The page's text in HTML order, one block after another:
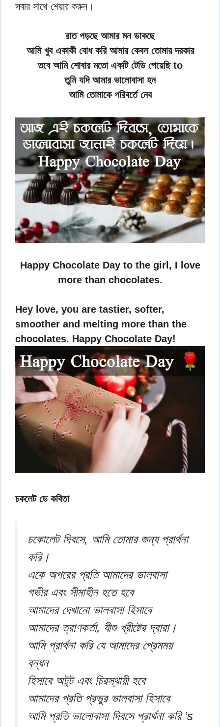
সবার সাথে শেয়ার করুন।
রাত পড়ছে আমার মন ডাকছে
আমি খুব একাকী বোধ করি আমার কেবল তোমার দরকার
তবে আমি শোবার মতো একটি টেডি পেয়েছি to
তুমি যদি আমার ভালোবাসা হন
আমি তোমাকে পরিবর্তে নেব
Happy Chocolate Day to the girl, I love
more than chocolates.
Hey love, you are tastier, softer,
smoother and melting more than the
chocolates. Happy Chocolate Day!
চকলেট ডে কবিতা
চকোলেট দিবসে, আমি তোমার জন্য প্রার্থনা
করি।
একে অপরের প্রতি আমাদের ভালবাসা
গভীর এবং সীমাহীন হতে হবে
আমাদের দেখানো ভালবাসা হিসাবে
আমাদের ত্রাণকর্তা, যীশু খ্রীষ্টের দ্বারা।
আমি প্রার্থনা করি যে আমাদের প্রেমময়
বন্ধন
হিসাবে অটুট এবং চিরস্থায়ী হবে
আমাদের প্রতি প্রভুর ভালবাসা হিসাবে
আমি প্রতি ভালোবাসা দিবসে প্রার্থনা করি ’s